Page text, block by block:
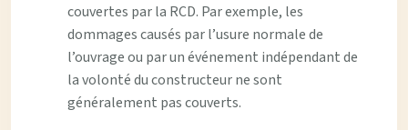
couvertes par la RCD. Par exemple, les
dommages causés par l’usure normale de
l’ouvrage ou par un événement indépendant de
la volonté du constructeur ne sont
généralement pas couverts.